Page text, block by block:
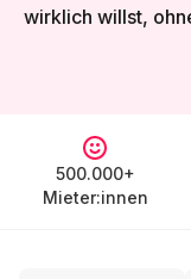
wirklich willst,
500.000+
Mieter:innen